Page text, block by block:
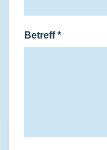
Betreff*